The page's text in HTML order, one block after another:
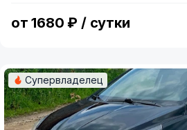
от 1680 ₽ / сутки
Супервладелец